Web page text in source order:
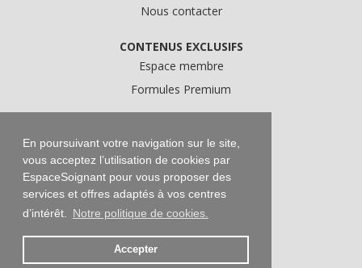
En poursuivant votre navigation sur le site,
vous acceptez l’utilisation de cookies par
EspaceSoignant pour vous proposer des
services et offres adaptés à vos centres
d’intérêt.
Notre politique de cookies.
Accepter
Nous contacter
CONTENUS EXCLUSIFS
Espace membre
Formules Premium
Conditions Générales d'Utilisation
Données personnelles
Conditions Générales de Vente
Mentions légales